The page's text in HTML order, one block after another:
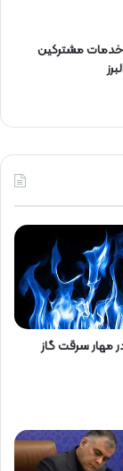
مشتركین
مهار سرقت گاز